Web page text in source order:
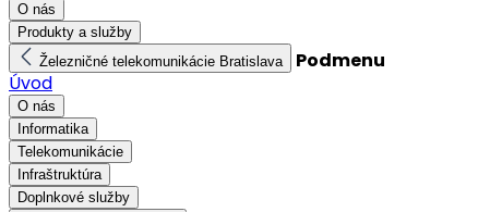
O nás
Produkty a služby
Železničné telekomunikácie Bratislava
Podmenu
Úvod
O nás
Informatika
Telekomunikácie
Infraštruktúra
Doplnkové služby